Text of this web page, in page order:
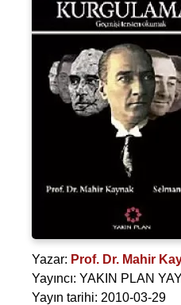
Yazar: Prof. Dr. Mahir
Yayıncı: YAKIN PLAN
Yayın tarihi: 2010-03-29